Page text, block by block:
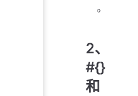
。
2、
#{}
和